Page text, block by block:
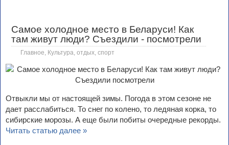
Самое холодное место в Беларуси! Как
там живут люди? Съездили - посмотрели
Главное Культура, отдых, спорт
Отвыкли мы от настоящей зимы. Погода в этом сезоне не
дает расслабиться. То снег по колено, то ледяная корка, то
сибирские морозы. А еще были побиты очередные рекорды.
Читать статью далее »